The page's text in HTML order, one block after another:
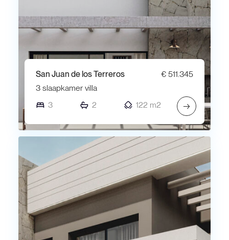
San Juan de los Terreros
€ 511.345
3 slaapkamer villa
3
2 122 m2 →